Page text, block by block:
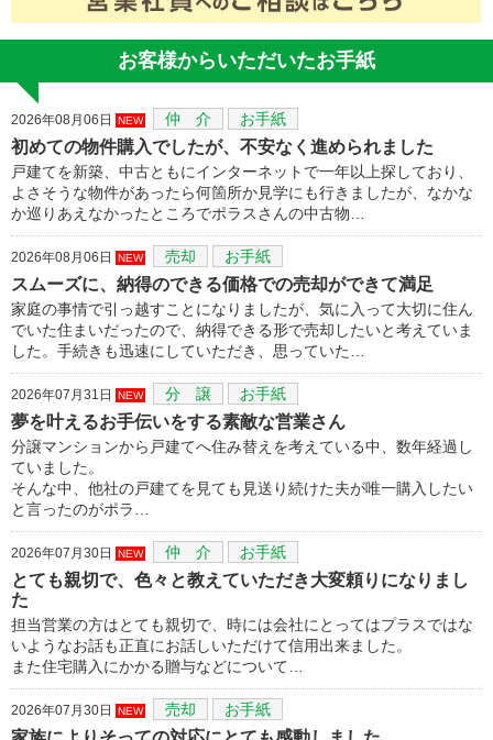
お客様からいただいたお手紙
2026年08月06日 NEW 仲 介 お手紙
初めての物件購入でしたが、不安なく進められました
戸建てを新築、中古ともにインターネットで一年以上探しており、
よさそうな物件があったら何箇所か見学にも行きましたが、なかな
か巡りあえなかったところでポラスさんの中古物…
2026年08月06日 NEW 売却 お手紙
スムーズに、納得のできる価格での売却ができて満足
家庭の事情で引っ越すことになりましたが、気に入って大切に住ん
でいた住まいだったので、納得できる形で売却したいと考えていま
した。手続きも迅速にしていただき、思っていた…
2026年07月31日 NEW 分 譲 お手紙
夢を叶えるお手伝いをする素敵な営業さん
分譲マンションから戸建てへ住み替えを考えている中、数年経過し
ていました。
そんな中、他社の戸建てを見ても見送り続けた夫が唯一購入したい
と言ったのがポラ…
2026年07月30日 NEW 仲 介 お手紙
とても親切で、色々と教えていただき大変頼りになりまし
た
担当営業の方はとても親切で、時には会社にとってはプラスではな
いようなお話も正直にお話しいただけて信用出来ました。
また住宅購入にかかる贈与などについて…
2026年07月30日 NEW 売却 お手紙